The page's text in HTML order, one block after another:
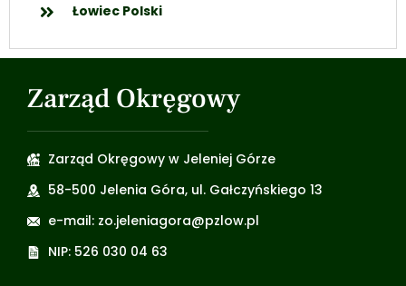
Łowiec Polski
Zarząd Okręgowy
Zarząd Okręgowy w Jeleniej Górze
58-500 Jelenia Góra, ul. Gałczyńskiego 13
e-mail: zo.jeleniagora@pzlow.pl
NIP: 526 030 04 63